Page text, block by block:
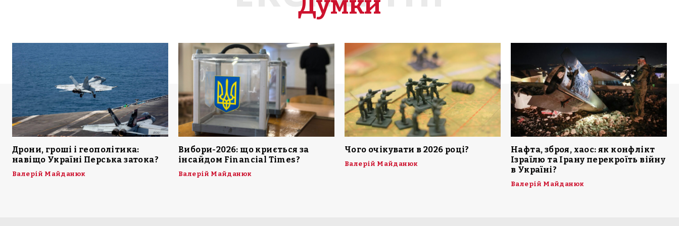
Дрони, гроші і геополітика:
навіщо Україні Перська затока?
Валерій Майданюк
Вибори-2026: що криється за
інсайдом Financial Times?
Валерій Майданюк
Чого очікувати в 2026 році?
Валерій Майданюк
Нафта, зброя, хаос: як конфлікт
Ізраїлю та Ірану перекроїть війну
в Україні?
Валерій Майданюк